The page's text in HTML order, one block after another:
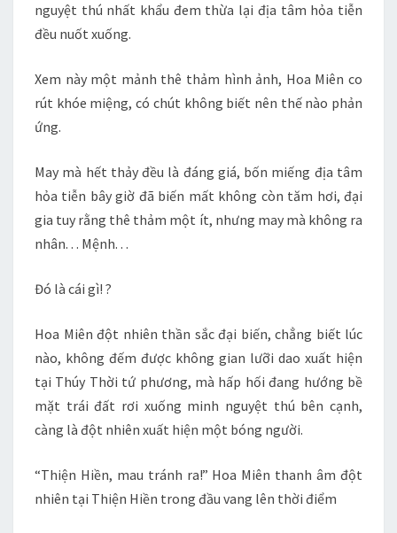
nguyệt thú nhất khẩu đem thừa lại địa tâm hỏa tiễn
đều nuốt xuống.
Xem này một mảnh thê thảm hình ảnh, Hoa Miên co
rút khóe miệng, có chút không biết nên thế nào phản
ứng.
May mà hết thảy đều là đáng giá, bốn miếng địa tâm
hỏa tiễn bây giờ đã biến mất không còn tăm hơi, đại
gia tuy rằng thê thảm một ít, nhưng may mà không ra
nhân. . . Mệnh. . .
Đó là cái gì! ?
Hoa Miên đột nhiên thần sắc đại biến, chẳng biết lúc
nào, không đếm được không gian lưỡi dao xuất hiện
tại Thúy Thời tứ phương, mà hấp hối đang hướng bề
mặt trái đất rơi xuống minh nguyệt thú bên cạnh,
càng là đột nhiên xuất hiện một bóng người.
“Thiện Hiền, mau tránh ra!” Hoa Miên thanh âm đột
nhiên tại Thiện Hiền trong đầu vang lên thời điểm